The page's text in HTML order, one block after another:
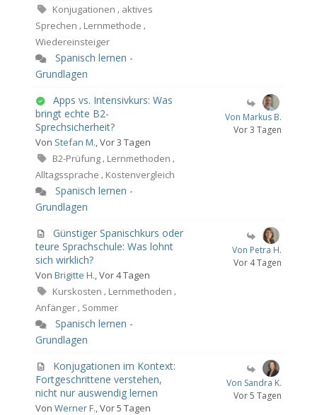
Konjugationen, aktives
Sprechen , Lernmethode ,
Wiedereinsteiger
Spanisch lernen -
Grundlagen
Apps vs. Intensivkurs: Was
bringt echte B2-
Sprechsicherheit?
Von Stefan M., Vor 3 Tagen
B2-Prüfung, Lernmethoden,
Alltagssprache , Kostenvergleich
Spanisch lernen -
Grundlagen
Von Markus B.
Vor 3 Tagen
Günstiger Spanischkurs oder
teure Sprachschule: Was lohnt
sich wirklich?
Von Brigitte H., Vor 4 Tagen
Kurskosten, Lernmethoden,
Anfänger , Sommer
Spanisch lernen -
Grundlagen
Von Petra H.
Vor 4 Tagen
Konjugationen im Kontext:
Fortgeschrittene verstehen,
nicht nur auswendig lernen
Von Werner F., Vor 5 Tagen
Von Sandra K.
Vor 5 Tagen